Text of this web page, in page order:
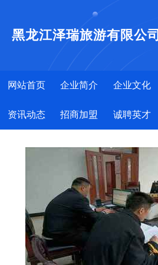
黑龙江泽瑞旅游有限公司
网站首页 企业简介 企业文化
资讯动态 招商加盟 诚聘英才